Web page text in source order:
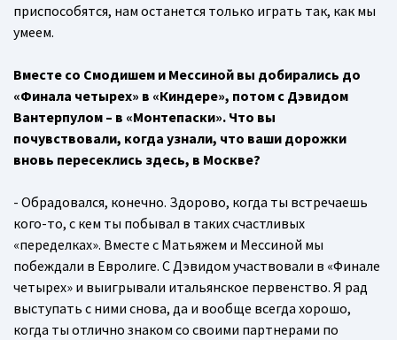
приспособятся, нам останется только играть так, как мы
умеем.
Вместе со Смодишем и Мессиной вы добирались до
«Финала четырех» в «Киндере», потом с Дэвидом
Вантерпулом – в «Монтепаски». Что вы
почувствовали, когда узнали, что ваши дорожки
вновь пересеклись здесь, в Москве?
- Обрадовался, конечно. Здорово, когда ты встречаешь
кого-то, с кем ты побывал в таких счастливых
«переделках». Вместе с Матьяжем и Мессиной мы
побеждали в Евролиге. С Дэвидом участвовали в «Финале
четырех» и выигрывали итальянское первенство. Я рад
выступать с ними снова, да и вообще всегда хорошо,
когда ты отлично знаком со своими партнерами по